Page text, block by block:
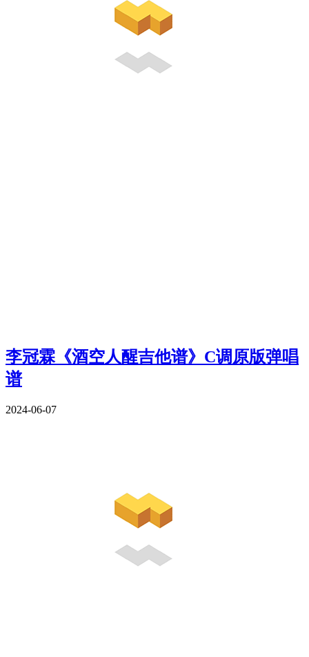
李冠霖《酒空人醒吉他谱》C调原版弹唱
谱
2024-06-07